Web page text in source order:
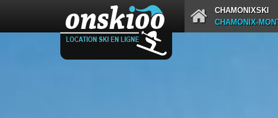
CHAMONIXSKI
CHAMONIX-